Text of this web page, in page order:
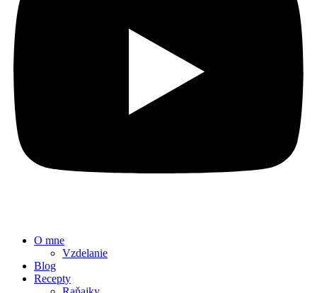
O mne
Vzdelanie
Blog
Recepty